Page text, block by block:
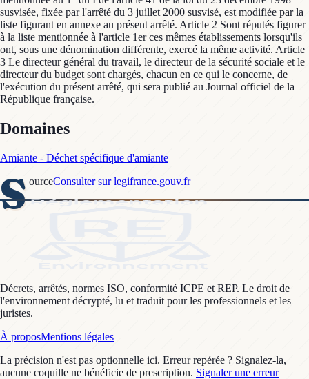
susvisée, fixée par l'arrêté du 3 juillet 2000 susvisé, est modifiée par la
liste figurant en annexe au présent arrêté. Article 2 Sont réputés figurer
à la liste mentionnée à l'article 1er ces mêmes établissements lorsqu'ils
ont, sous une dénomination différente, exercé la même activité. Article
3 Le directeur général du travail, le directeur de la sécurité sociale et le
directeur du budget sont chargés, chacun en ce qui le concerne, de
l'exécution du présent arrêté, qui sera publié au Journal officiel de la
République française.
Domaines
Amiante - Déchet spécifique d'amiante
S ourceConsulter sur legifrance.gouv.fr
Décrets, arrêtés, normes ISO, conformité ICPE et REP. Le droit de
l'environnement décrypté, lu et traduit pour les professionnels et les
juristes.
À proposMentions légales
La précision n'est pas optionnelle ici. Erreur repérée ? Signalez-la,
aucune coquille ne bénéficie de prescription. Signaler une erreur